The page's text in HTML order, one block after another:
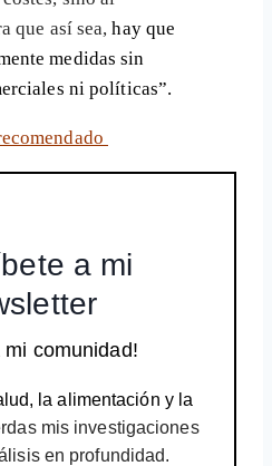
que así sea,hay que
medidas sin
ni políticas”.
a mi
mi comunidad!
la alimentación y la
mis investigaciones
en profundidad.